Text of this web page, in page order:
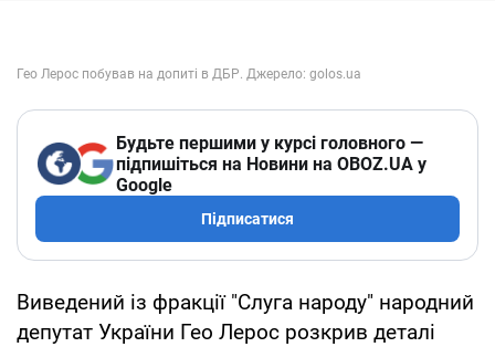
Будьте першими у курсі головного —
підпишіться на Новини на OBOZ.UA у
Google
Підписатися
Виведений із фракції "Слуга народу" народний
депутат України Гео Лерос розкрив деталі